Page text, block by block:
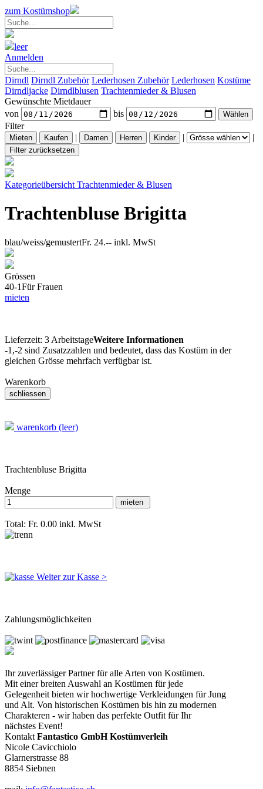
zum Kostümshop
leer
Anmelden
Dirndl Dirndl Zubehör Lederhosen Zubehör Lederhosen Kostüme
Dirndljacke Dirndlblusen Trachtenmieder & Blusen
Gewünschte Mietdauer
von
bis
Filter
|
| |
Kategorieübersicht Trachtenmieder & Blusen
Trachtenbluse Brigitta
blau/weiss/gemustertFr. 24.-- inkl. MwSt
Grössen
40-1Für Frauen
mieten
Lieferzeit: 3 ArbeitstageWeitere Informationen
-1,-2 sind Zusatzzahlen und bedeutet, dass das Kostüm in der
gleichen Grösse mehrfach verfügbar ist.
Warenkorb
warenkorb (leer)
Trachtenbluse Brigitta
Menge
Total: Fr. 0.00 inkl. MwSt
Weiter zur Kasse >
Zahlungsmöglichkeiten
Ihr zuverlässiger Partner für alle Arten von Kostümen.
Mit einer breiten Auswahl an Kostümen für jede
Gelegenheit bieten wir hochwertige Verkleidungen für Jung
und Alt. Von historischen Kostümen bis hin zu modernen
Charakteren - wir haben das perfekte Outfit für Ihr
nächstes Event!
Kontakt Fantastico GmbH Kostümverleih
Nicole Cavicchiolo
Glarnerstrasse 88
8854 Siebnen